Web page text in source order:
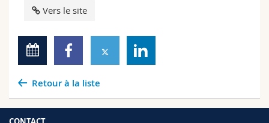
Vers le site
Retour à la liste